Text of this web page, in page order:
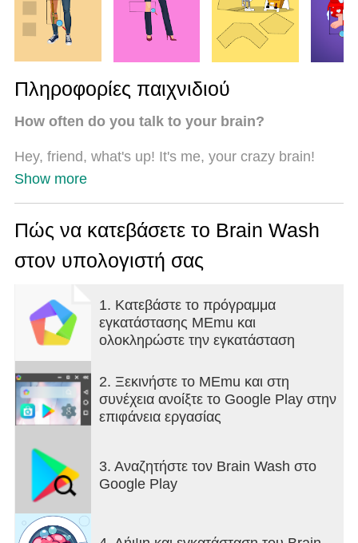
Πληροφορίες παιχνιδιού
How often do you talk to your brain?
Hey, friend, what's up! It's me, your crazy brain!
Show more
Πώς να κατεβάσετε το Brain Wash
στον υπολογιστή σας
1. Κατεβάστε το πρόγραμμα
εγκατάστασης MEmu και
ολοκληρώστε την εγκατάσταση
2. Ξεκινήστε το MEmu και στη
συνέχεια ανοίξτε το Google Play στην
επιφάνεια εργασίας
3. Αναζητήστε τον Brain Wash στο
Google Play